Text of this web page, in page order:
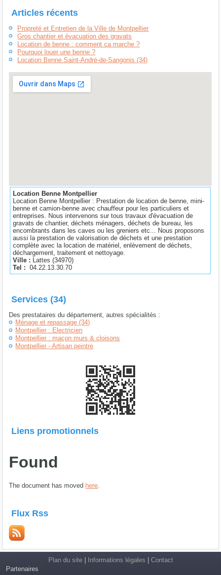
Articles récents
Propreté et Entretien de la Ville de Montpellier
Gros chantier et évacuation des gravats
Location de benne : comment ca marche ?
Pourquoi louer une benne ?
Location Benne Saint-André-de-Sangonis (34)
Location Benne Montpellier
Location Benne Montpellier : Prestation de location de benne, mini-
benne et camion-benne avec chauffeur pour les particuliers et
entreprises. Nous intervenons sur tous travaux d'évacuation de
gravats de chantier, déchets ménagers, déchets de bureau, les
encombrants dans les caves ou les greniers etc... Nous proposons
aussi la prestation de valorisation de déchets et une prestation
complète avec la location de matériel, enlèvement de déchets,
déchargement, traitement et nettoyage.
Ville : Lattes(34970)
Tel :
04.22.13.30.70
Services (34)
Des prestataires du département, autres spécialités :
Ménage et repassage (34)
Montpellier : Electricien
Montpellier : maçon murs & cloisons
Montpellier - Artisan peintre
Liens promotionnels
Found
The document has moved here.
Flux Rss
Plan du site| Informations légales
Contact
Partenaires